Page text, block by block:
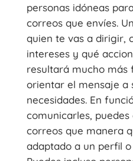
personas idóneas
correos que envíes.
quien te vas a dirigir,
intereses y qué
resultará mucho más
orientar el mensaje a
necesidades. En
comunicarles,
correos que manera
adaptado a un perfil